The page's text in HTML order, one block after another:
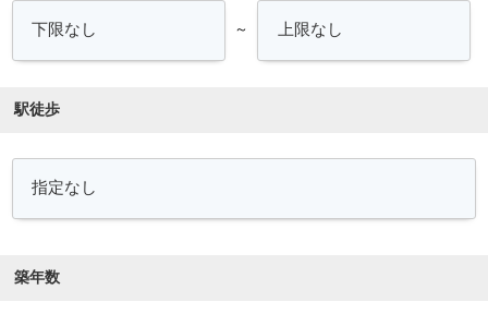
～
駅徒歩
築年数